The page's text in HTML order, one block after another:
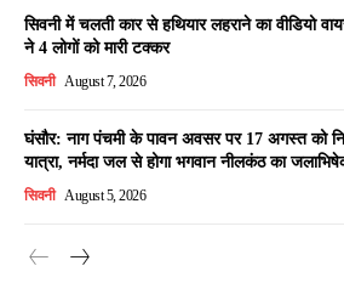
सिवनी में चलती कार से हथियार लहराने का वीडियो
ने 4 लोगों को मारी टक्कर
सिवनी August 7, 2026
घंसौर: नाग पंचमी के पावन अवसर पर 17 अगस्त को
यात्रा, नर्मदा जल से होगा भगवान नीलकंठ का
सिवनी August 5, 2026